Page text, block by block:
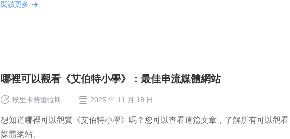
閱讀更多
哪裡可以觀看《艾伯特小學》：最佳串流媒體網站
埃里卡費雷拉斯 2025 年 11 月 18 日
想知道哪裡可以觀賞《艾伯特小學》嗎？您可以查看這篇文章，了解所有可以觀
媒體網站。